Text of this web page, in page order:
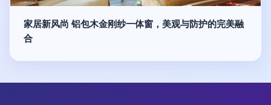
家居新风尚 铝包木金刚纱一体窗，美观与防护的完美融
合